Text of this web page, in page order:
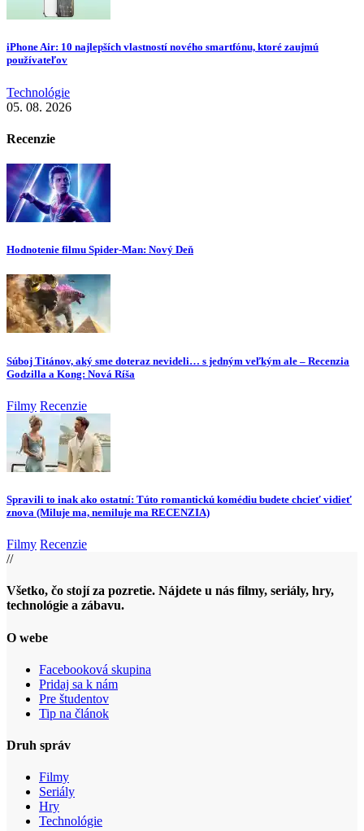
iPhone Air: 10 najlepších vlastností nového smartfónu, ktoré zaujmú
používateľov
Technológie
05. 08. 2026
Recenzie
Hodnotenie filmu Spider-Man: Nový Deň
Súboj Titánov, aký sme doteraz nevideli… s jedným veľkým ale – Recenzia
Godzilla a Kong: Nová Ríša
Filmy Recenzie
Spravili to inak ako ostatní: Túto romantickú komédiu budete chcieť vidieť
znova (Miluje ma, nemiluje ma RECENZIA)
Filmy Recenzie
//
Všetko, čo stojí za pozretie. Nájdete u nás filmy, seriály, hry,
technológie a zábavu.
O webe
Facebooková skupina
Pridaj sa k nám
Pre študentov
Tip na článok
Druh správ
Filmy
Seriály
Hry
Technológie